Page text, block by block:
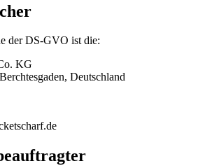
der DS-GVO ist die:
KG
Deutschland